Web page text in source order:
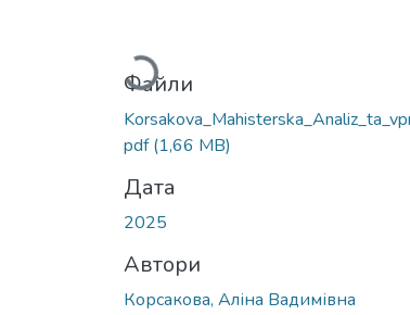
Вантажиться...
Файли
pdf(1,66 MB)
Дата
2025
Автори
Корсакова, Аліна Вадимівна